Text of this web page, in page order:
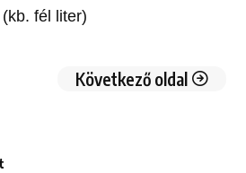
fél liter)
Következő oldal